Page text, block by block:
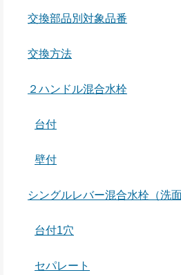
交換部品別対象品番
交換方法
２ハンドル混合水栓
台付
壁付
シングルレバー混合水栓（洗面
台付1穴
セパレート